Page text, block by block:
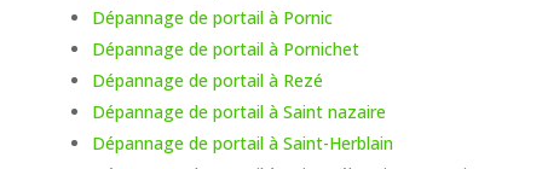
Dépannage de portail à Pornic
Dépannage de portail à Pornichet
Dépannage de portail à Rezé
Dépannage de portail à Saint nazaire
Dépannage de portail à Saint-Herblain